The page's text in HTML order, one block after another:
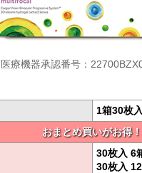
医療機器承認番号：
1箱30枚
おまとめ買いがお得！
30枚入 6
30枚入